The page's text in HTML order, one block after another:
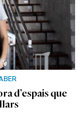
d’espais que